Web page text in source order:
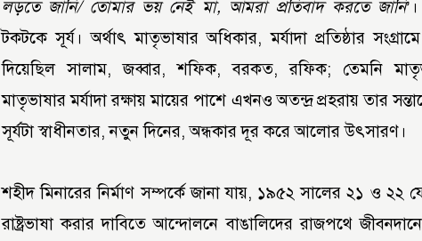
লড়তে জানি/ তোমার ভয় নেই মা, আমরা প্রতিবাদ করতে জানি
টকটকে সূর্য। অর্থাৎ মাতৃভাষার অধিকার, মর্যাদা প্রতিষ্ঠার
দিয়েছিল সালাম, জব্বার, শফিক, বরকত, রফিক; তেমনি
মাতৃভাষার মর্যাদা রক্ষায় মায়ের পাশে এখনও অতন্দ্র প্রহরায় তার
সূর্যটা স্বাধীনতার, নতুন দিনের, অন্ধকার দূর করে আলোর উৎসারণ।
শহীদ মিনারের নির্মাণ সম্পর্কে জানা যায়, ১৯৫২ সালের ২১ ও ২২
রাষ্ট্রভাষা করার দাবিতে আন্দোলনে বাঙালিদের রাজপথে